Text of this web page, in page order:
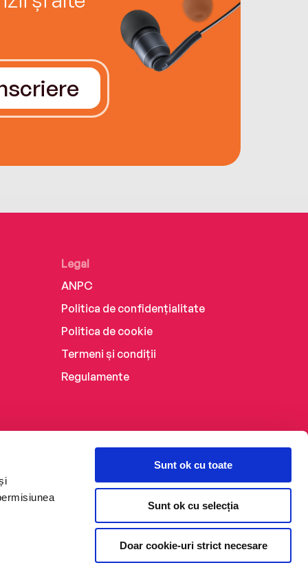
Sunt ok cu toate
Sunt ok cu selecția
Doar cookie-uri strict necesare
Legal
ANPC
Politica de confidențialitate
Politica de cookie
Termeni și condiții
Regulamente